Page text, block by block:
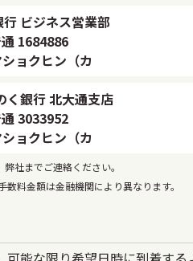
ビジネス営業部
1684886
ョクヒン（カ
く銀行 北大通支店
3033952
ョクヒン（カ
社までご連絡ください。
料金額は金融機関により異なります。